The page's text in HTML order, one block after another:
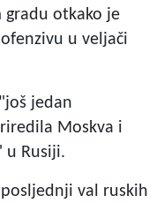
otkako je
u veljači
jedan
Moskva i
u Rusiji.
val ruskih